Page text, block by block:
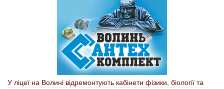
У ліцеї на Волині відремонтують кабінети фізики, біології та